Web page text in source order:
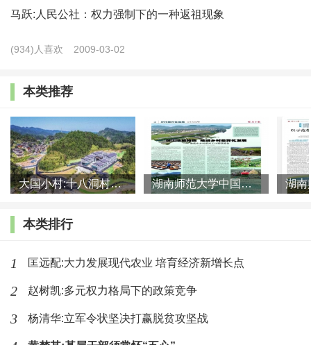
法》、《土地管理法》、《物权法》、《农村土地承包
体土地所有权在实践中却被有意无意的轻视甚至忽视
认识的调查，认为承包地所有权属于村集体(村民委员
会)的受访农户仅占29.57%,其中四川、贵州、河南、黑
龙江、湖北、湖南6省的受访农户认为承包地所有权属于
有权在实践中已经被严重弱化。这种状况，在本课题主
持人组织的2001年教育部“十五”规划人文社科研究项目
——“农村土地法律制度研究”——的调研中有近似反
土地承包经营权，是土地承包经营权人对其依法承
马跃:人民公社：权力强制下的一种返祖现象
(934)人喜欢 2009-03-02
本类推荐
大国小村:十八洞村的现代变迁是一道美丽的风景线 湖南师范大学中国乡村振兴研究院课题组:突出地域特色 推进乡村
本类排行
1 匡远配:大力发展现代农业 培育经济新增长点
2 赵树凯:多元权力格局下的政策竞争
3 杨清华:立军令状坚决打赢脱贫攻坚战